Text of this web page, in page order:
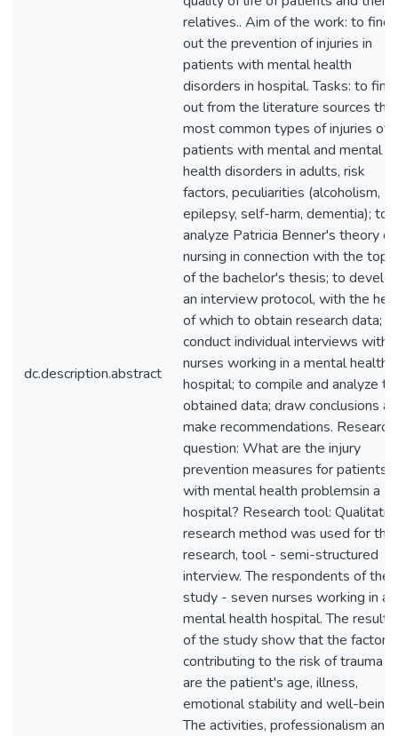
dc.description.abstract
relatives.. Aim of the work: to find
out the prevention of injuries in
patients with mental health
disorders in hospital. Tasks: to find
out from the literature sources the
most common types of injuries of
patients with mental and mental
health disorders in adults, risk
factors, peculiarities (alcoholism,
epilepsy, self-harm, dementia); to
analyze Patricia Benner's theory of
nursing in connection with the topic
of the bachelor's thesis; to
an interview protocol, with the
of which to obtain research data;
conduct individual interviews with
nurses working in a mental health
hospital; to compile and analyze
obtained data; draw conclusions
make recommendations. Research
question: What are the injury
prevention measures for patients
with mental health problemsin a
hospital? Research tool:
research method was used for the
research, tool - semi-structured
interview. The respondents of the
study - seven nurses working in a
mental health hospital. The results
of the study show that the factors
contributing to the risk of trauma
are the patient's age, illness,
emotional stability and well-being.
The activities, professionalism and